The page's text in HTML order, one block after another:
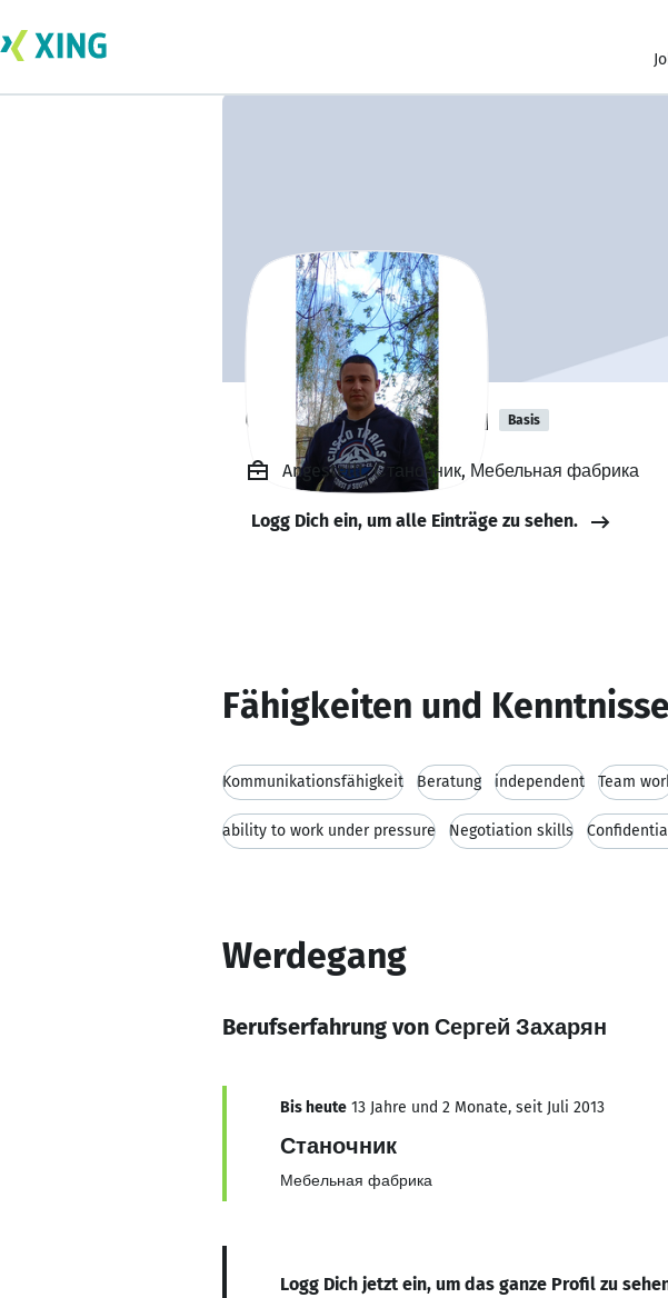
Сергей Захарян Basis
Angestellt, Станочник, Мебельная фабрика
Logg Dich ein, um alle Einträge zu sehen.
Fähigkeiten und Kenntnisse
Kommunikationsfähigkeit Beratung independent Team
ability to work under pressure Negotiation skills
Werdegang
Berufserfahrung von Сергей Захарян
Bis heute 13 Jahre und 2 Monate, seit Juli 2013
Станочник
Мебельная фабрика
Logg Dich jetzt ein, um das ganze Profil zu